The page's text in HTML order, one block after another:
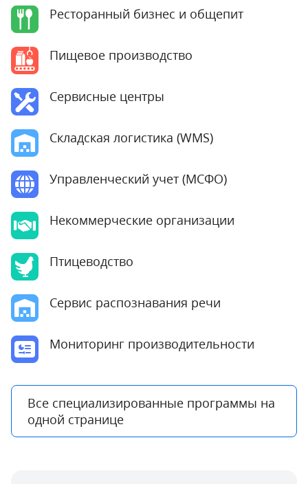
Ресторанный бизнес и общепит
Пищевое производство
Сервисные центры
Складская логистика (WMS)
Управленческий учет (МСФО)
Некоммерческие организации
Птицеводство
Сервис распознавания речи
Мониторинг производительности
Все специализированные программы на
одной странице